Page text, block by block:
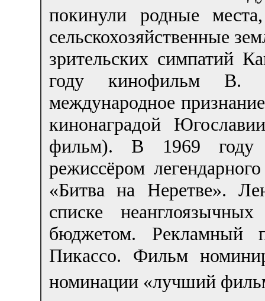
покинули родные
сельскохозяйственные
зрительских симпатий
году кинофильм В.
международное
кинонаградой
фильм). В 1969 году
режиссёром
«Битва на Неретве».
списке
бюджетом. Рекламный
Пикассо. Фильм
номинации «лучший